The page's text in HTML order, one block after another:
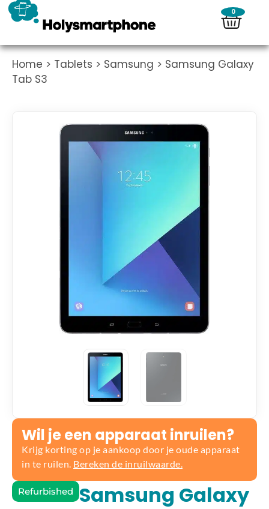
0
Home > Tablets > Samsung > Samsung Galaxy
Tab S3
Wil je een apparaat inruilen?
Krijg korting op je aankoop door je oude apparaat
in te ruilen. Bereken de inruilwaarde.
Refurbished
Samsung Galaxy